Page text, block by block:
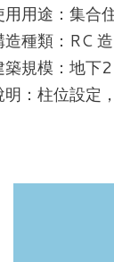
用用途：集合
造種類：RC 造
築規模：地下
明：柱位設定